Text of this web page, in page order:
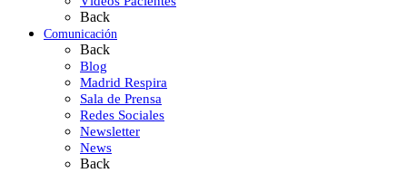
Back
Comunicación
Back
Blog
Madrid Respira
Sala de Prensa
Redes Sociales
Newsletter
News
Back